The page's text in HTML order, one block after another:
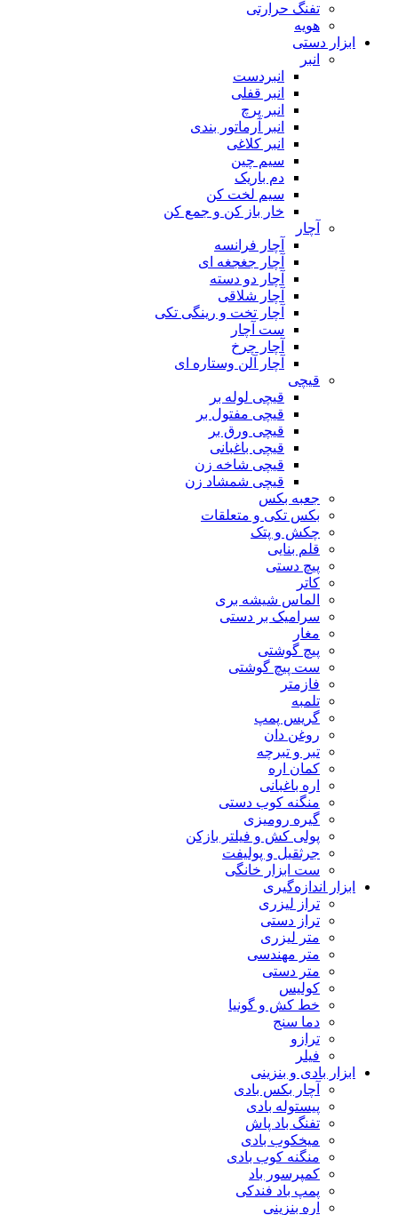
تفنگ حرارتی
هویه
ابزار دستی
انبر
انبردست
انبر قفلی
انبر پرچ
انبر آرماتور بندی
انبر کلاغی
سیم چین
دم باریک
سیم لخت کن
خار باز کن و جمع کن
آچار
آچار فرانسه
آچار جغجغه ای
آچار دو دسته
آچار شلاقی
آچار تخت و رینگی تکی
ست آچار
آچار چرخ
آچار آلن وستاره ای
قیچی
قیچی لوله بر
قیچی مفتول بر
قیچی ورق بر
قیچی باغبانی
قیچی شاخه زن
قیچی شمشاد زن
جعبه بکس
بکس تکی و متعلقات
چکش و پتک
قلم بنایی
پیچ دستی
کاتر
الماس شیشه بری
سرامیک بر دستی
مغار
پیچ گوشتی
ست پیچ گوشتی
فازمتر
تلمبه
گریس پمپ
روغن دان
تبر و تبرچه
کمان اره
اره باغبانی
منگنه کوب دستی
گیره رومیزی
پولی کش و فیلتر بازکن
جرثقیل و پولیفت
ست ابزار خانگی
ابزار اندازه‌گیری
تراز لیزری
تراز دستی
متر لیزری
متر مهندسی
متر دستی
کولیس
خط کش و گونیا
دما سنج
ترازو
فیلر
ابزار بادی و بنزینی
آچار بکس بادی
پیستوله بادی
تفنگ باد پاش
میخکوب بادی
منگنه کوب بادی
کمپرسور باد
پمپ باد فندکی
اره بنزینی